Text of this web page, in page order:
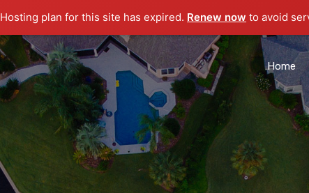
Hosting plan for this site has expired. Renew now to avoid
Home